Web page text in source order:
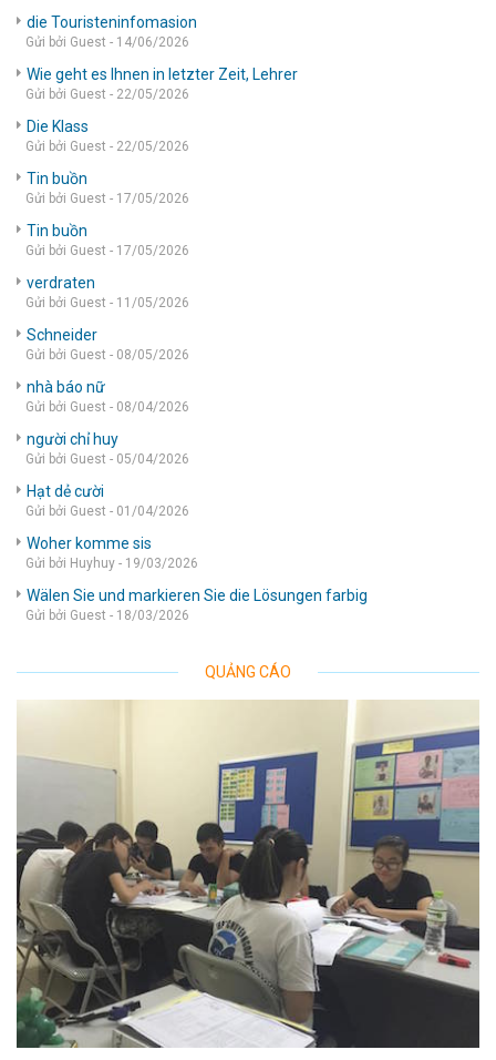
die Touristeninfomasion
Gửi bởi Guest - 14/06/2026
Wie geht es Ihnen in letzter Zeit, Lehrer
Gửi bởi Guest - 22/05/2026
Die Klass
Gửi bởi Guest - 22/05/2026
Tin buồn
Gửi bởi Guest - 17/05/2026
Tin buồn
Gửi bởi Guest - 17/05/2026
verdraten
Gửi bởi Guest - 11/05/2026
Schneider
Gửi bởi Guest - 08/05/2026
nhà báo nữ
Gửi bởi Guest - 08/04/2026
người chỉ huy
Gửi bởi Guest - 05/04/2026
Hạt dẻ cười
Gửi bởi Guest - 01/04/2026
Woher komme sis
Gửi bởi Huyhuy - 19/03/2026
Wälen Sie und markieren Sie die Lösungen farbig
Gửi bởi Guest - 18/03/2026
QUẢNG CÁO